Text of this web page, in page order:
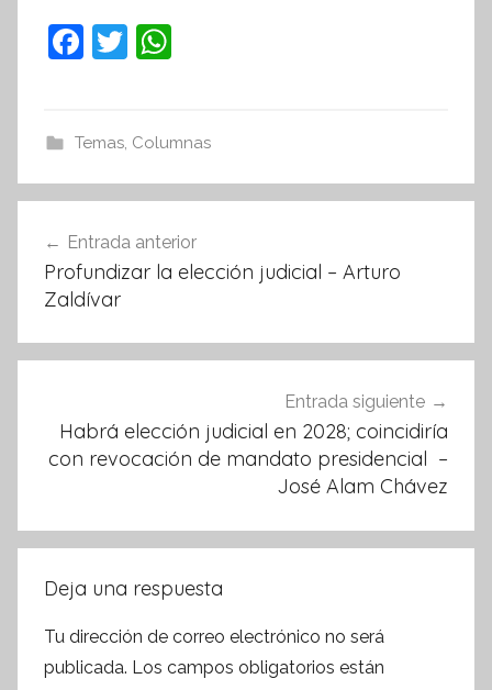
F
e
b
o
k
T
er s
A
p
Temas, Columnas
de
entradas
Entrada anterior
Profundizar la elección judicial – Arturo
Zaldívar
Entrada siguiente
Habrá elección judicial en 2028; coincidiría
con revocación de mandato presidencial –
José Alam Chávez
Deja una respuesta
Tu dirección de correo electrónico no será
publicada. Los campos obligatorios están